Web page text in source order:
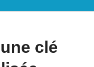
clé